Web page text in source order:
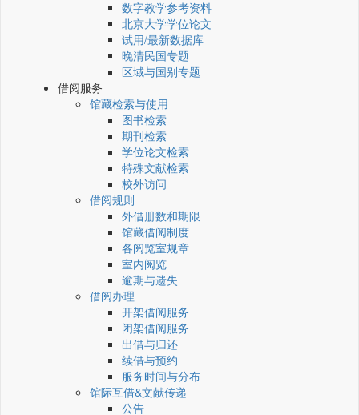
数字教学参考资料
北京大学学位论文
试用/最新数据库
晚清民国专题
区域与国别专题
借阅服务
馆藏检索与使用
图书检索
期刊检索
学位论文检索
特殊文献检索
校外访问
借阅规则
外借册数和期限
馆藏借阅制度
各阅览室规章
室内阅览
逾期与遗失
借阅办理
开架借阅服务
闭架借阅服务
出借与归还
续借与预约
服务时间与分布
馆际互借&文献传递
公告